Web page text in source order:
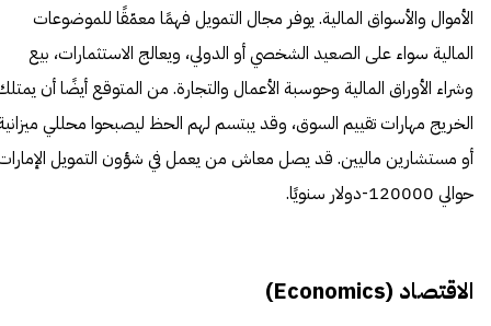
الأموال والأسواق المالية. يوفر مجال التمويل فهمًا معمّقًا للموضوعات
المالية سواء على الصعيد الشخصي أو الدولي، ويعالج الاستثمارات، بيع
وشراء الأوراق المالية وحوسبة الأعمال والتجارة. من المتوقع أيضًا أن
الخريج مهارات تقييم السوق، وقد يبتسم لهم الحظ ليصبحوا محللي
أو مستشارين ماليين. قد يصل معاش من يعمل في شؤون التمويل
حوالي 120000-دولار سنويًا.
الاقتصاد (Economics)